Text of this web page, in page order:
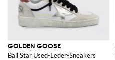
GOLDEN GOOSE
Ball Star Used-Leder-Sneakers